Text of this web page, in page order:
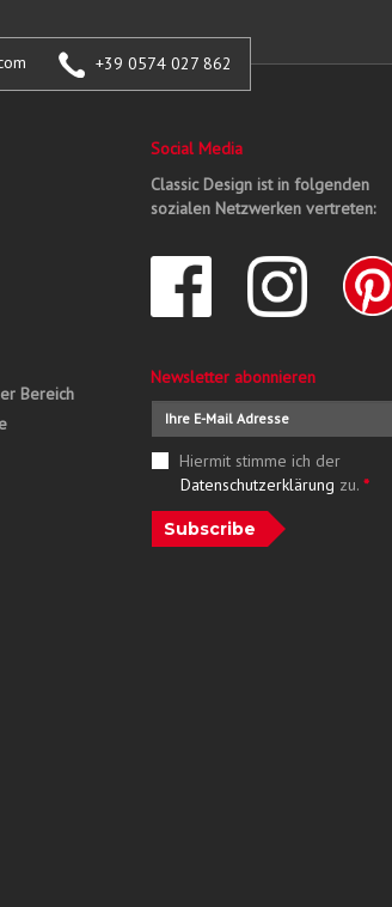
+39 0574 027 862
Bereich
Social Media
Classic Design ist in folgenden
sozialen Netzwerken vertreten:
Newsletter abonnieren
Hiermit stimme ich der
Datenschutzerklärung zu. *
Subscribe